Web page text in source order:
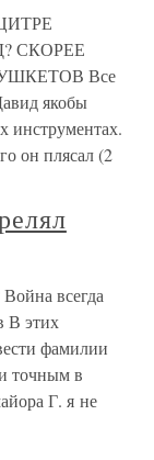
СКОРЕЕ
Все
якобы
инструментах.
он плясал (2
всегда
В этих
фамилии
точным в
Г. я не